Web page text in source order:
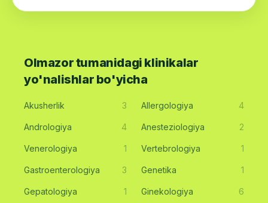
Olmazor tumanidagi klinikalar
yo'nalishlar bo'yicha
Akusherlik 3 Allergologiya 4
Andrologiya 4 Anesteziologiya 2
Venerologiya 1 Vertebrologiya 1
Gastroenterologiya 3 Genetika 1
Gepatologiya 1 Ginekologiya 6